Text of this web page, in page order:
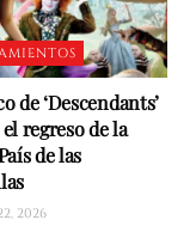
de ‘Descendants’
regreso de la
de las
2026